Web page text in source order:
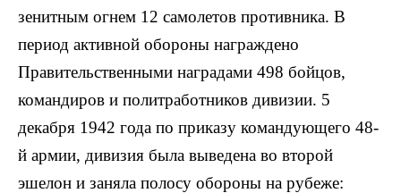
зенитным огнем 12 самолетов противника. В
период активной обороны награждено
Правительственными наградами 498 бойцов,
командиров и политработников дивизии. 5
декабря 1942 года по приказу командующего 48-
й армии, дивизия была выведена во второй
эшелон и заняла полосу обороны на рубеже: